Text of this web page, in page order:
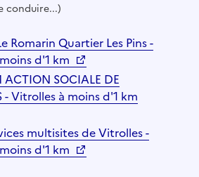
conduire...)
Romarin Quartier Les Pins -
d'1 km
ACTION SOCIALE DE
- Vitrolles à moins d'1 km
multisites de Vitrolles -
d'1 km